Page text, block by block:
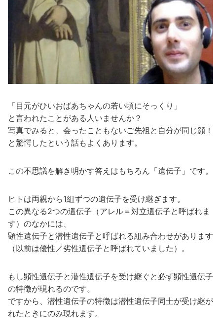
「目元がひいおばあちゃんの若い頃にそっくり」
と言われたことがある人いませんか？
写真でみると、会ったこともないご先祖と自分が同じ顔！
と驚愕したという話もよくあります。
この不思議を解き明かす答えはもちろん「遺伝子」です。
ヒトは両親から1組ずつの遺伝子を受け継ぎます。
この異なる2つの遺伝子（アレル＝対立遺伝子と呼ばれま
す）のなかには、
顕性遺伝子と潜性遺伝子と呼ばれる組み合わせがあります
（以前は優性／劣性遺伝子と呼ばれていました）。
もし顕性遺伝子と潜性遺伝子を受け継ぐと必ず顕性遺伝子
の特徴が現れるのです。
ですから、潜性遺伝子の特徴は潜性遺伝子同士が受け継が
れたときにのみ現れます。